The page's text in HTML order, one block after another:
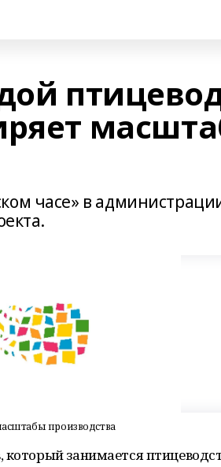
часе» в
производства
занимается